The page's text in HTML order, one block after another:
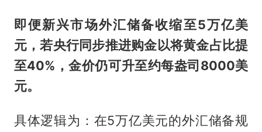
即便新兴市场外汇储备收缩至5万亿美
元，若央行同步推进购金以将黄金占比提
至40%，金价仍可升至约每盎司8000美
元。
具体逻辑为：在5万亿美元的外汇储备规